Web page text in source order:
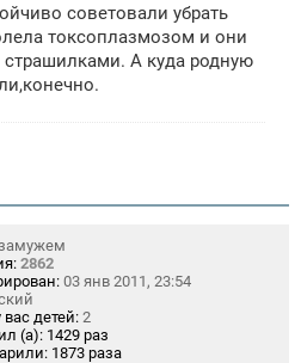
советовали убрать
токсоплазмозом и они
страшилками. А куда родную
2862
03 янв 2011, 23:54
детей: 2
(а): 1429 раз
1873 раза